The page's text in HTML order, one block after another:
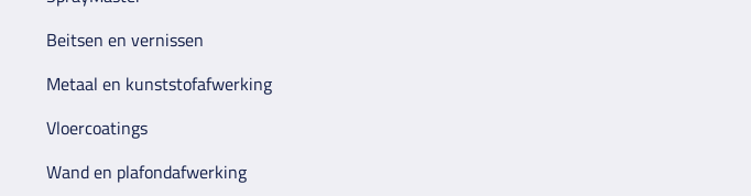
Beitsen en vernissen
Metaal en kunststofafwerking
Vloercoatings
Wand en plafondafwerking